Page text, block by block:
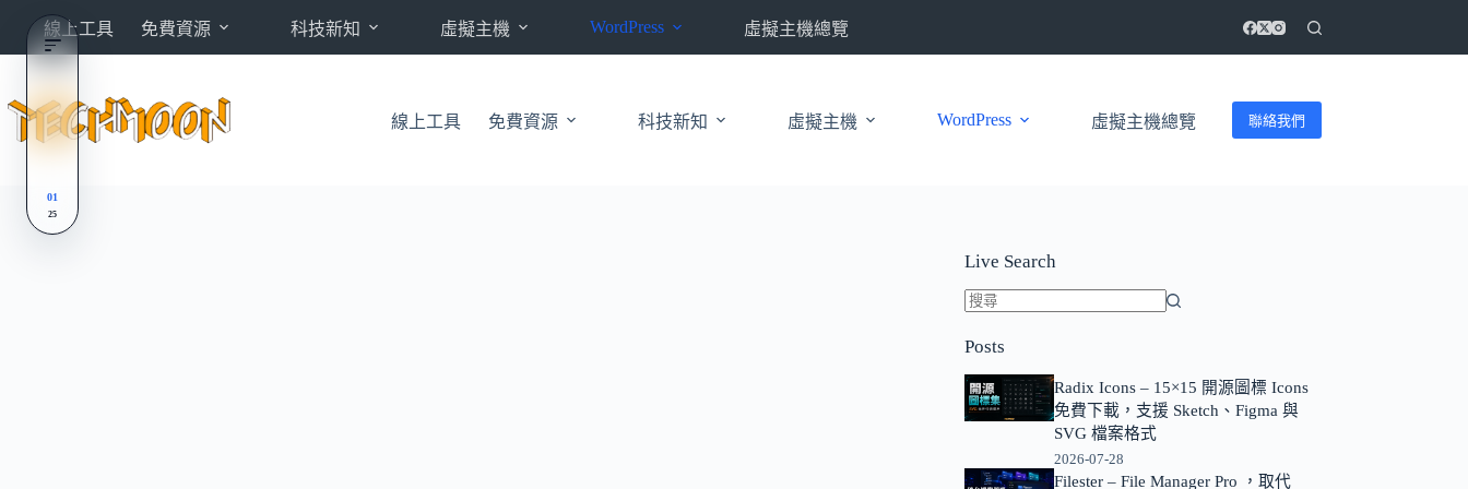
內
線上工具 免費資源 科技新知 虛擬主機 WordPress 虛擬主機總覽
線上工具 免費資源 科技新知 虛擬主機 WordPress 虛擬主機總覽 聯絡我們
Live Search
不
到
符
件
Posts
Radix Icons – 15×15 開源圖標 Icons
免費下載，支援 Sketch、Figma 與
SVG 檔案格式
2026-07-28
Filester – File Manager Pro ，取代
01
25